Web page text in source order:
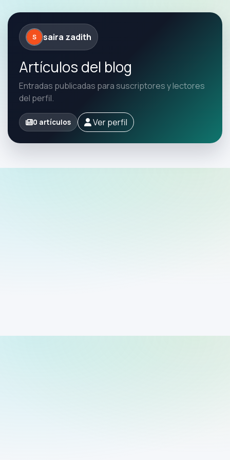
saira zadith
Artículos del blog
Entradas publicadas para suscriptores y lectores
del perfil.
0 artículos Ver perfil